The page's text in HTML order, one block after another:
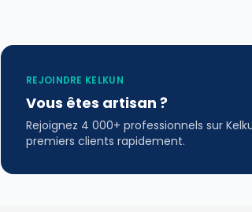
REJOINDRE KELKUN
Vous êtes artisan ?
Rejoignez 4 000+ professionnels sur
premiers clients rapidement.